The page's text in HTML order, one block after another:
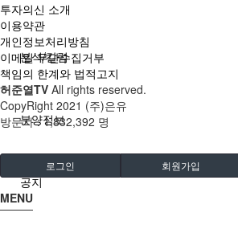
분석/칼럼
분양정보
공지
투자의신 소개
이용약관
개인정보처리방침
이메일 무단수집거부
책임의 한계와 법적고지
허준열TV All rights reserved.
CopyRight 2021 (주)은유
방문자 :1,832,392 명
로그인 회원가입
MENU